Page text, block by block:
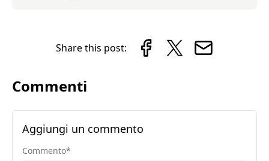
Share this post:
Commenti
Aggiungi un commento
Commento*